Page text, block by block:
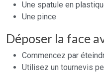
Une spatule en
Une pince
Déposer la face
Commencez par
Utilisez un tournevis